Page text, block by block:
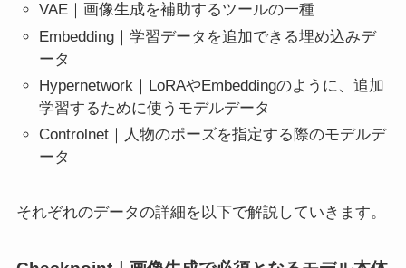
VAE｜画像生成を補助するツールの一種
Embedding｜学習データを追加できる埋め込みデ
ータ
Hypernetwork｜LoRAやEmbeddingのように、追加
学習するために使うモデルデータ
Controlnet｜人物のポーズを指定する際のモデルデ
ータ
それぞれのデータの詳細を以下で解説していきます。